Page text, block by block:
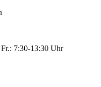
7:30-13:30 Uhr